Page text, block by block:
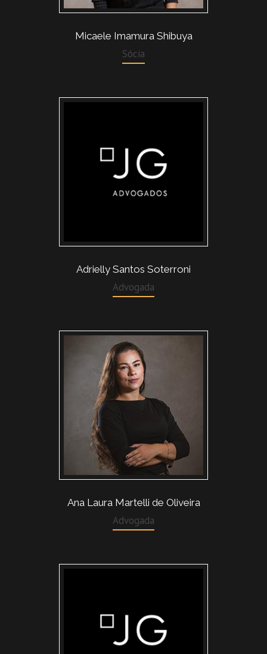
Micaele Imamura Shibuya
Sócia
Adrielly Santos Soterroni
Advogada
Ana Laura Martelli de Oliveira
Advogada